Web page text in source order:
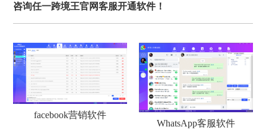
咨询任一跨境王官网客服开通软件！
facebook营销软件
WhatsApp客服软件